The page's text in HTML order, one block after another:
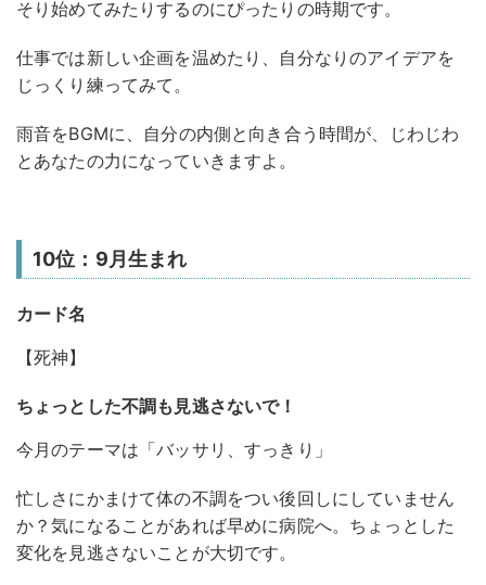
そり始めてみたりするのにぴったりの時期です。
仕事では新しい企画を温めたり、自分なりのアイデアを
じっくり練ってみて。
雨音をBGMに、自分の内側と向き合う時間が、じわじわ
とあなたの力になっていきますよ。
10位：9月生まれ
カード名
【死神】
ちょっとした不調も見逃さないで！
今月のテーマは「バッサリ、すっきり」
忙しさにかまけて体の不調をつい後回しにしていません
か？気になることがあれば早めに病院へ。ちょっとした
変化を見逃さないことが大切です。